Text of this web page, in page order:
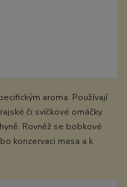
aroma. Používají
či svíčkové omáčky.
Rovněž se bobkové
konzervaci masa a k